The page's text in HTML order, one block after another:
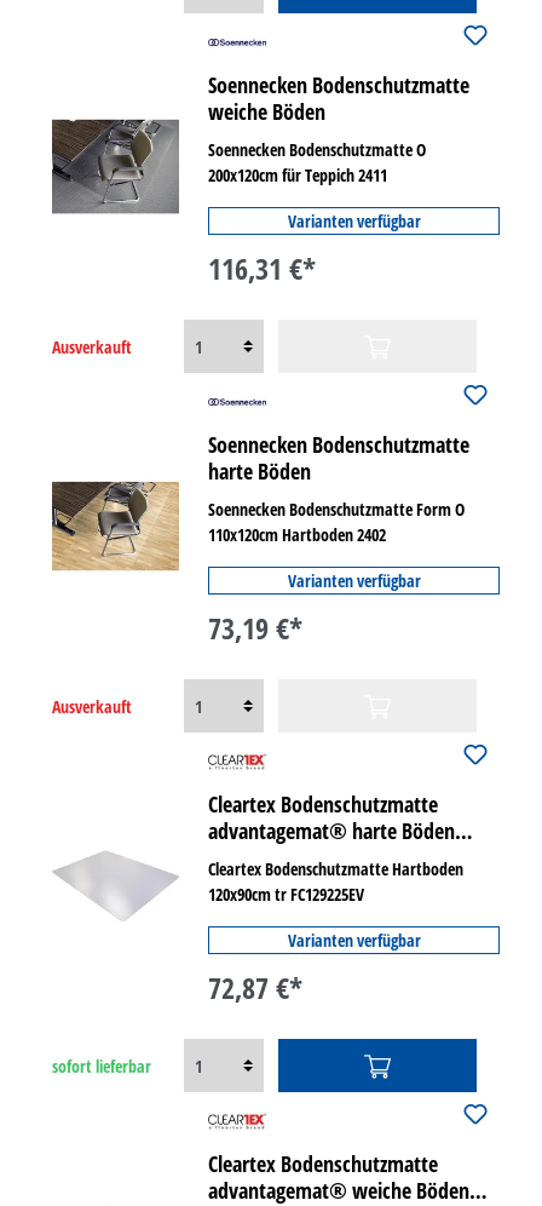
Soennecken Bodenschutzmatte
weiche Böden
Soennecken Bodenschutzmatte O
200x120cm für Teppich 2411
Varianten verfügbar
116,31 €*
Ausverkauft
Soennecken Bodenschutzmatte
harte Böden
Soennecken Bodenschutzmatte Form O
110x120cm Hartboden 2402
Varianten verfügbar
73,19 €*
Ausverkauft
Cleartex Bodenschutzmatte
advantagemat® harte Böden
rechteckig
Cleartex Bodenschutzmatte Hartboden
120x90cm tr FC129225EV
Varianten verfügbar
72,87 €*
sofort lieferbar
Cleartex Bodenschutzmatte
advantagemat® weiche Böden